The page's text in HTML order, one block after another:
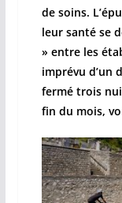
de soins.
leur santé se
» entre les
imprévu d’un
fermé trois
fin du mois,